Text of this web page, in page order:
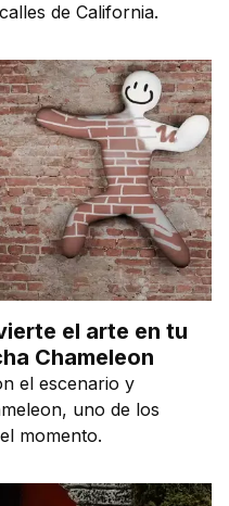
de California.
el arte en tu
Chameleon
el escenario y
uno de los
momento.